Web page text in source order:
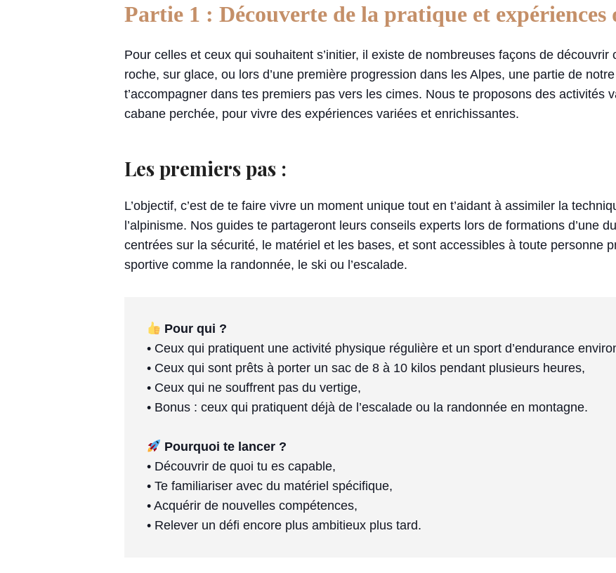
Partie 1 : Découverte de la pratique et expériences
Pour celles et ceux qui souhaitent s’initier, il existe de nombreuses façons de
roche, sur glace, ou lors d’une première progression dans les Alpes, une partie de
t’accompagner dans tes premiers pas vers les cimes. Nous te proposons des activités
cabane perchée, pour vivre des expériences variées et enrichissantes.
Les premiers pas :
L’objectif, c’est de te faire vivre un moment unique tout en t’aidant à assimiler la
l’alpinisme. Nos guides te partageront leurs conseils experts lors de formations d’une
centrées sur la sécurité, le matériel et les bases, et sont accessibles à toute personne
sportive comme la randonnée, le ski ou l’escalade.
Pour qui ?
• Ceux qui pratiquent une activité physique régulière et un sport d’endurance
• Ceux qui sont prêts à porter un sac de 8 à 10 kilos pendant plusieurs heures,
• Ceux qui ne souffrent pas du vertige,
Pourquoi te lancer ?
• Découvrir de quoi tu es capable,
• Te familiariser avec du matériel spécifique,
• Acquérir de nouvelles compétences,
• Relever un défi encore plus ambitieux plus tard.